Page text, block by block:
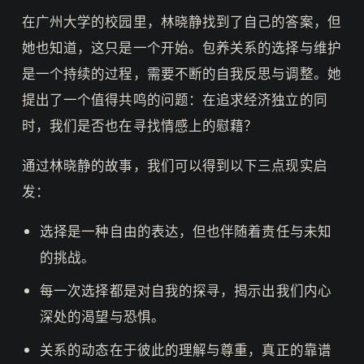
在广州大学的校园里，林晓静找到了自己的答案，但
她也知道，这只是一个开始。包养关系的选择与维护
是一个持续的过程，需要不断的自我反思与调整。她
提出了一个值得共鸣的问题：在追求经济独立的同
时，我们是否也在寻找情感上的慰藉？
通过林晓静的故事，我们可以得到以下三点现实启
发：
选择是一种自由的表达，但也伴随着责任与未知
的挑战。
每一次选择都是对自我的探寻，揭示出我们内心
深处的渴望与恐惧。
关系的动态在于彼此的理解与尊重，真正的靠谱